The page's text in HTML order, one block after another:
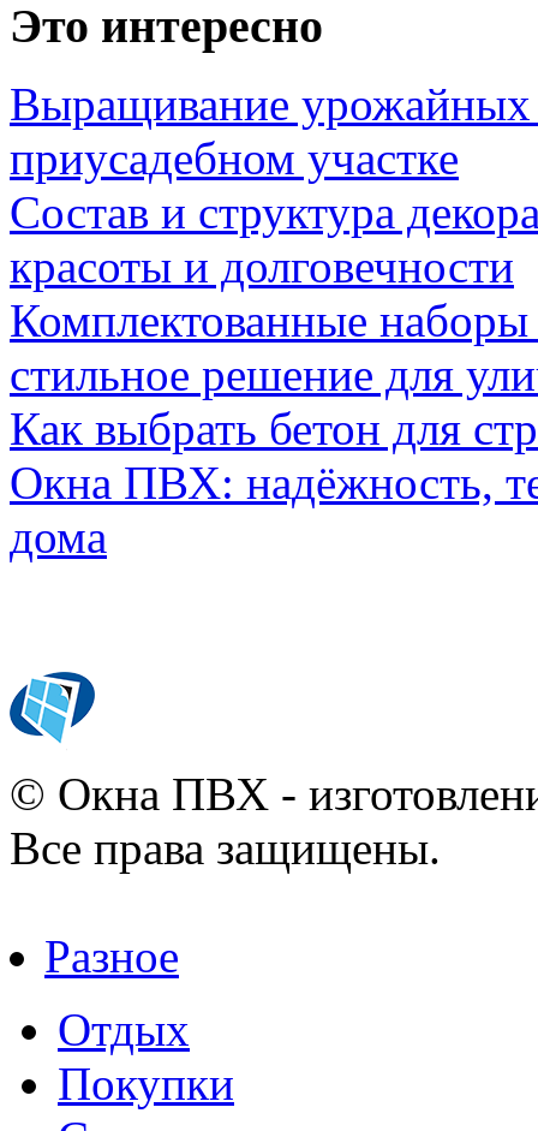
Это интересно
Выращивание урожайных
приусадебном участке
Состав и структура
красоты и долговечности
Комплектованные наборы
стильное решение для
Как выбрать бетон для
Окна ПВХ: надёжность,
дома
© Окна ПВХ -
Все права защищены.
Разное
Отдых
Покупки